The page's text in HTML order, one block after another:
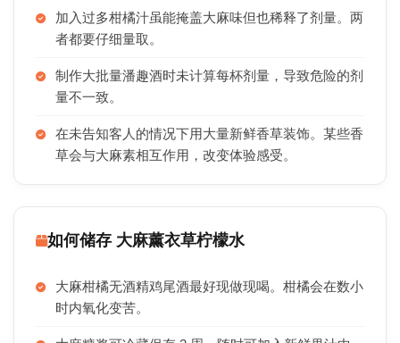
加入过多柑橘汁虽能掩盖大麻味但也稀释了剂量。两
者都要仔细量取。
制作大批量潘趣酒时未计算每杯剂量，导致危险的剂
量不一致。
在未告知客人的情况下用大量新鲜香草装饰。某些香
草会与大麻素相互作用，改变体验感受。
如何储存 大麻薰衣草柠檬水
大麻柑橘无酒精鸡尾酒最好现做现喝。柑橘会在数小
时内氧化变苦。